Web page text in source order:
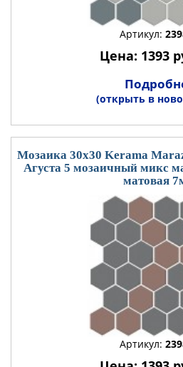
Артикул:
Цена: 1393
(открыть в
Мозаика 30x30 Kerama
Агуста 5 мозаичный микс
матовая
Артикул: